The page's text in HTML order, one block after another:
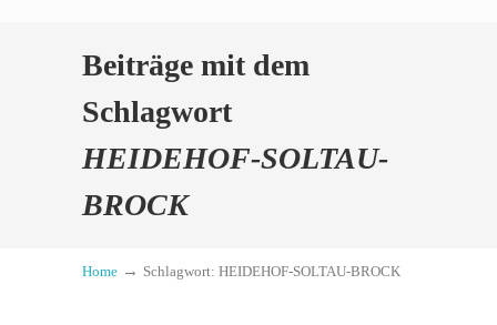
Beiträge mit dem
Schlagwort
HEIDEHOF-SOLTAU-
BROCK
Home → Schlagwort: HEIDEHOF-SOLTAU-BROCK